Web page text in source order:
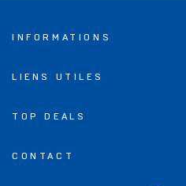
INFORMATIONS
LIENS UTILES
TOP DEALS
CONTACT